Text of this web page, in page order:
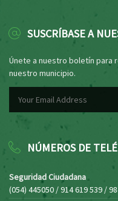
SUSCRÍBASE A
Únete a nuestro boletín para
nuestro municipio.
NÚMEROS DE
Seguridad Ciudadana
(054) 445050 / 914 619 539 /